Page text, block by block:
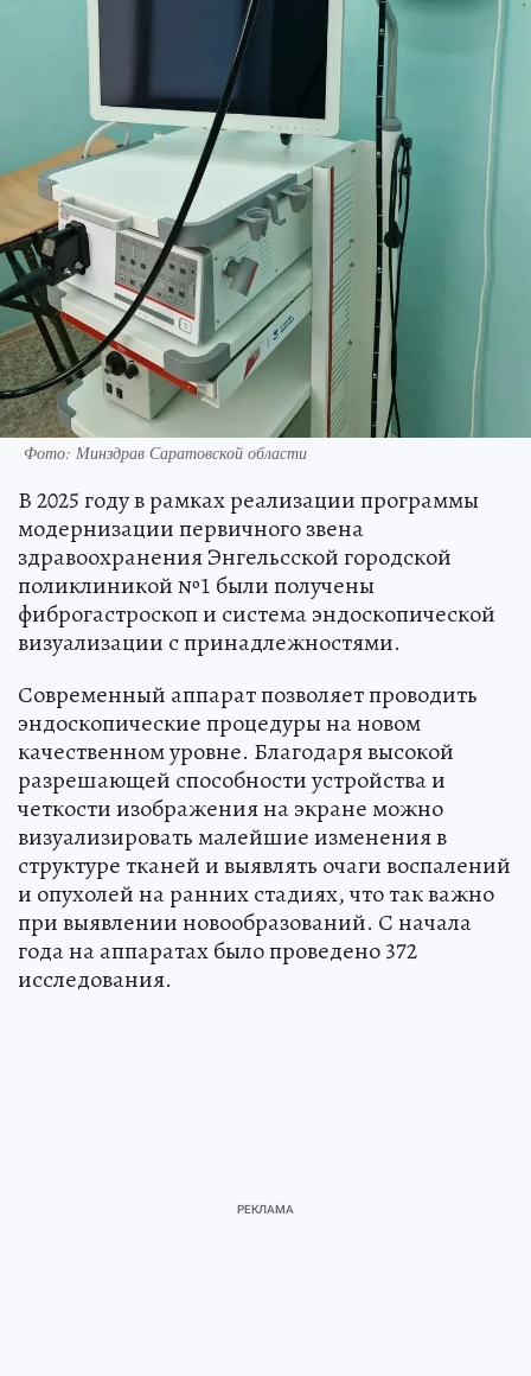
Фото: Минздрав Саратовской области
В 2025 году в рамках реализации программы
модернизации первичного звена
здравоохранения Энгельсской городской
поликлиникой №1 были получены
фиброгастроскоп и система эндоскопической
визуализации с принадлежностями.
Современный аппарат позволяет проводить
эндоскопические процедуры на новом
качественном уровне. Благодаря высокой
разрешающей способности устройства и
четкости изображения на экране можно
визуализировать малейшие изменения в
структуре тканей и выявлять очаги воспалений
и опухолей на ранних стадиях, что так важно
при выявлении новообразований. С начала
года на аппаратах было проведено 372
исследования.